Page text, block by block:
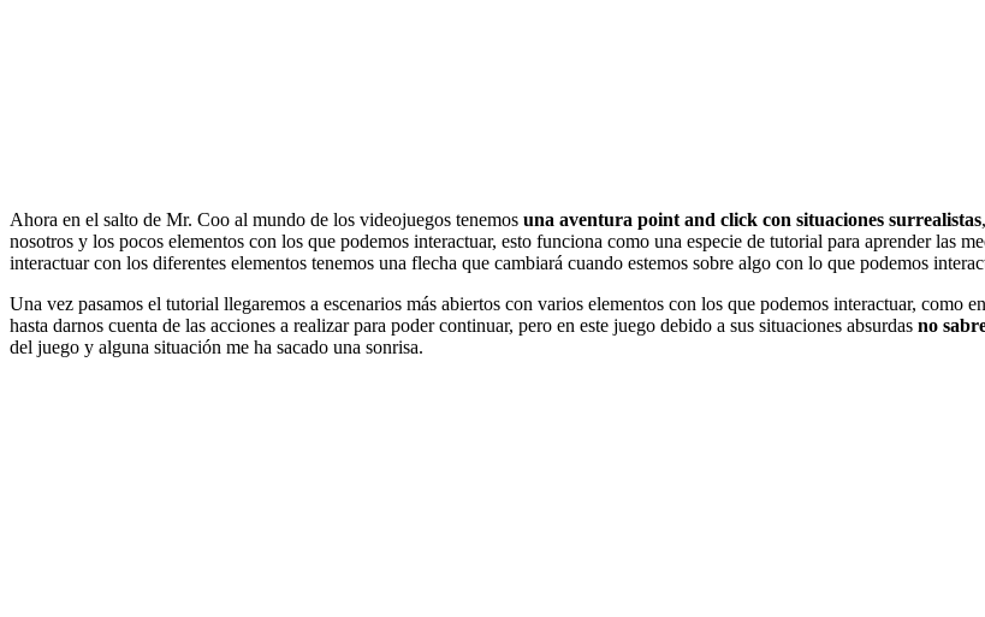
Ahora en el salto de Mr. Coo al mundo de los videojuegos tenemos una aventura point and click con situaciones surrealistas
nosotros y los pocos elementos con los que podemos interactuar, esto funciona como una especie de tutorial para aprender las
interactuar con los diferentes elementos tenemos una flecha que cambiará cuando estemos sobre algo con lo que podemos
Una vez pasamos el tutorial llegaremos a escenarios más abiertos con varios elementos con los que podemos interactuar,
hasta darnos cuenta de las acciones a realizar para poder continuar, pero en este juego debido a sus situaciones absurdas no
del juego y alguna situación me ha sacado una sonrisa.